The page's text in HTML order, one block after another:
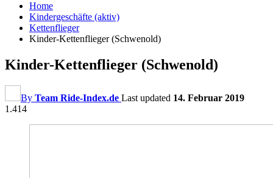
Home
Kindergeschäfte (aktiv)
Kettenflieger
Kinder-Kettenflieger (Schwenold)
Kinder-Kettenflieger (Schwenold)
By Team Ride-Index.de Last updated 14. Februar 2019
1.414